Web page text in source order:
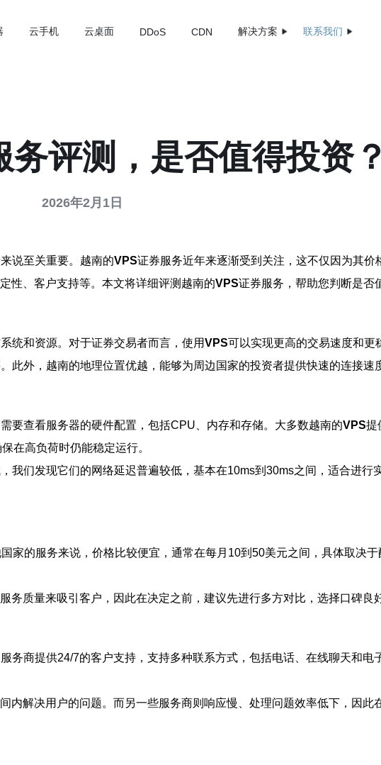
云手机 云桌面 DDoS CDN 解决方案 联系我们
评测，是否值得投资？
2026年2月1日
说至关重要。越南的VPS证券服务近年来逐渐受到关注，这不仅因为其
性、客户支持等。本文将详细评测越南的VPS证券服务，帮助您判断是否
统和资源。对于证券交易者而言，使用VPS可以实现更高的交易速度和更
此外，越南的地理位置优越，能够为周边国家的投资者提供快速的连接速
要查看服务器的硬件配置，包括CPU、内存和存储。大多数越南的VPS提
在高负荷时仍能稳定运行。
我们发现它们的网络延迟普遍较低，基本在10ms到30ms之间，适合进行
家的服务来说，价格比较便宜，通常在每月10到50美元之间，具体取决
质量来吸引客户，因此在决定之前，建议先进行多方对比，选择口碑良
务商提供24/7的客户支持，支持多种联系方式，包括电话、在线聊天和电
解决用户的问题。而另一些服务商则响应慢、处理问题效率低下，因此